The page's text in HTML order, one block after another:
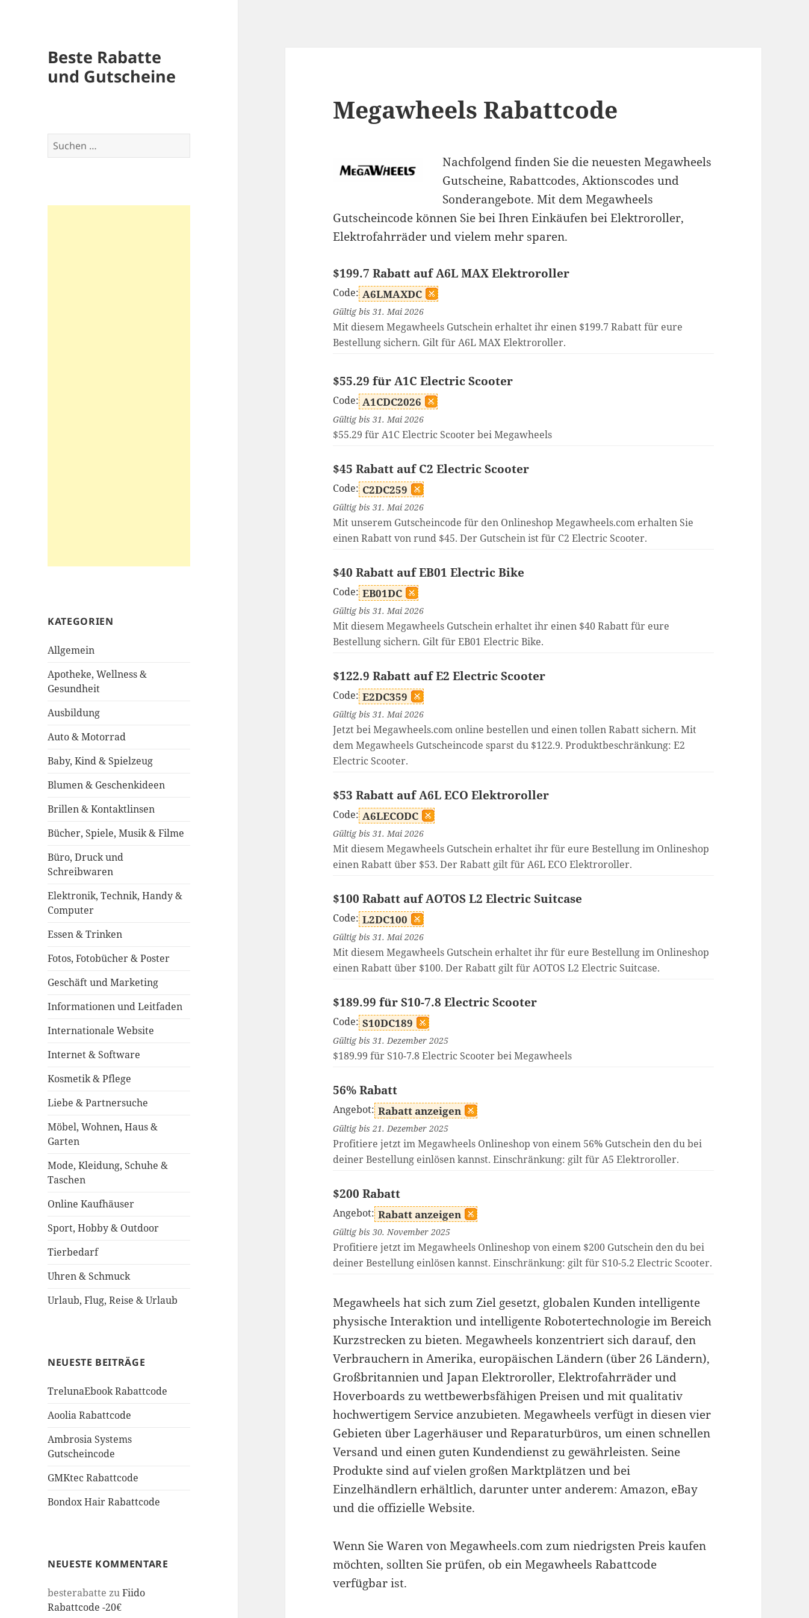
Beste Rabatte
und Gutscheine
Suchen
nach:
KATEGORIEN
Allgemein
Apotheke, Wellness &
Gesundheit
Ausbildung
Auto & Motorrad
Baby, Kind & Spielzeug
Blumen & Geschenkideen
Brillen & Kontaktlinsen
Bücher, Spiele, Musik & Filme
Büro, Druck und
Schreibwaren
Elektronik, Technik, Handy &
Computer
Essen & Trinken
Fotos, Fotobücher & Poster
Geschäft und Marketing
Informationen und Leitfaden
Internationale Website
Internet & Software
Kosmetik & Pflege
Liebe & Partnersuche
Möbel, Wohnen, Haus &
Garten
Mode, Kleidung, Schuhe &
Taschen
Online Kaufhäuser
Sport, Hobby & Outdoor
Tierbedarf
Uhren & Schmuck
Urlaub, Flug, Reise & Urlaub
NEUESTE BEITRÄGE
TrelunaEbook Rabattcode
Aoolia Rabattcode
Ambrosia Systems
Gutscheincode
GMKtec Rabattcode
Bondox Hair Rabattcode
NEUESTE KOMMENTARE
besterabatte zuFiido
Rabattcode -20€
Megawheels Rabattcode
Nachfolgend finden Sie die neuesten Megawheels
Gutscheine, Rabattcodes, Aktionscodes und
Sonderangebote. Mit dem Megawheels
Gutscheincode können Sie bei Ihren Einkäufen bei Elektroroller,
Elektrofahrräder und vielem mehr sparen.
$199.7 Rabatt auf A6L MAX Elektroroller
Code: A6LMAXDC
Gültig bis 31. Mai 2026
Mit diesem Megawheels Gutschein erhaltet ihr einen $199.7 Rabatt für eure
Bestellung sichern. Gilt für A6L MAX Elektroroller.
$55.29 für A1C Electric Scooter
Code: A1CDC2026
Gültig bis 31. Mai 2026
$55.29 für A1C Electric Scooter bei Megawheels
$45 Rabatt auf C2 Electric Scooter
Code: C2DC259
Gültig bis 31. Mai 2026
Mit unserem Gutscheincode für den Onlineshop Megawheels.com erhalten Sie
einen Rabatt von rund $45. Der Gutschein ist für C2 Electric Scooter.
$40 Rabatt auf EB01 Electric Bike
Code: EB01DC
Gültig bis 31. Mai 2026
Mit diesem Megawheels Gutschein erhaltet ihr einen $40 Rabatt für eure
Bestellung sichern. Gilt für EB01 Electric Bike.
$122.9 Rabatt auf E2 Electric Scooter
Code: E2DC359
Gültig bis 31. Mai 2026
Jetzt bei Megawheels.com online bestellen und einen tollen Rabatt sichern. Mit
dem Megawheels Gutscheincode sparst du $122.9. Produktbeschränkung: E2
Electric Scooter.
$53 Rabatt auf A6L ECO Elektroroller
Code: A6LECODC
Gültig bis 31. Mai 2026
Mit diesem Megawheels Gutschein erhaltet ihr für eure Bestellung im Onlineshop
einen Rabatt über $53. Der Rabatt gilt für A6L ECO Elektroroller.
$100 Rabatt auf AOTOS L2 Electric Suitcase
Code: L2DC100
Gültig bis 31. Mai 2026
Mit diesem Megawheels Gutschein erhaltet ihr für eure Bestellung im Onlineshop
einen Rabatt über $100. Der Rabatt gilt für AOTOS L2 Electric Suitcase.
$189.99 für S10-7.8 Electric Scooter
Code: S10DC189
Gültig bis 31. Dezember 2025
$189.99 für S10-7.8 Electric Scooter bei Megawheels
56% Rabatt
Angebot: Rabatt anzeigen
Gültig bis 21. Dezember 2025
Profitiere jetzt im Megawheels Onlineshop von einem 56% Gutschein den du bei
deiner Bestellung einlösen kannst. Einschränkung: gilt für A5 Elektroroller.
$200 Rabatt
Angebot: Rabatt anzeigen
Gültig bis 30. November 2025
Profitiere jetzt im Megawheels Onlineshop von einem $200 Gutschein den du bei
deiner Bestellung einlösen kannst. Einschränkung: gilt für S10-5.2 Electric Scooter.
Megawheels hat sich zum Ziel gesetzt, globalen Kunden intelligente
physische Interaktion und intelligente Robotertechnologie im Bereich
Kurzstrecken zu bieten. Megawheels konzentriert sich darauf, den
Verbrauchern in Amerika, europäischen Ländern (über 26 Ländern),
Großbritannien und Japan Elektroroller, Elektrofahrräder und
Hoverboards zu wettbewerbsfähigen Preisen und mit qualitativ
hochwertigem Service anzubieten. Megawheels verfügt in diesen vier
Gebieten über Lagerhäuser und Reparaturbüros, um einen schnellen
Versand und einen guten Kundendienst zu gewährleisten. Seine
Produkte sind auf vielen großen Marktplätzen und bei
Einzelhändlern erhältlich, darunter unter anderem: Amazon, eBay
und die offizielle Website.
Wenn Sie Waren von Megawheels.com zum niedrigsten Preis kaufen
möchten, sollten Sie prüfen, ob ein Megawheels Rabattcode
verfügbar ist.